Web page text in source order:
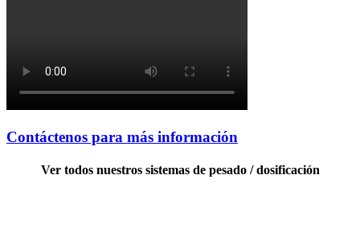
Contáctenos para más información
Ver todos nuestros sistemas de pesado / dosificación